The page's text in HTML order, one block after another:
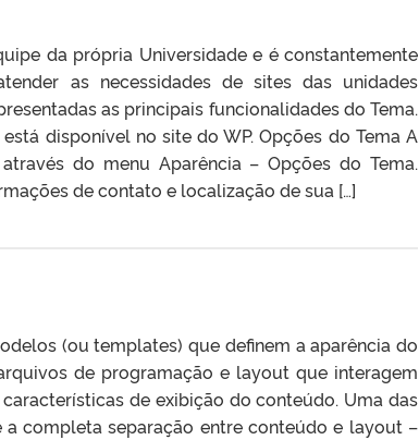
da própria Universidade e é constantemente
as necessidades de sites das unidades
as principais funcionalidades do Tema.
disponível no site do WP. Opções do Tema A
do menu Aparência – Opções do Tema.
de contato e localização de sua […]
(ou templates) que definem a aparência do
de programação e layout que interagem
de exibição do conteúdo. Uma das
completa separação entre conteúdo e layout –